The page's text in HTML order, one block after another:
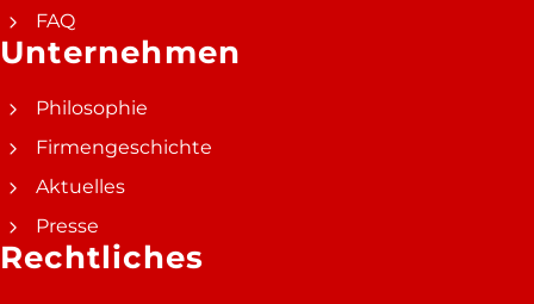
FAQ
Unternehmen
Philosophie
Firmengeschichte
Aktuelles
Presse
Rechtliches